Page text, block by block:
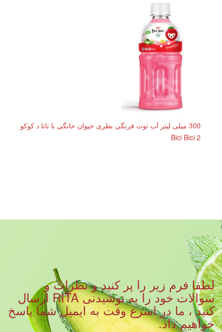
300 میلی لیتر آب توت فرنگی بطری حیوان خانگی با ناتا د کوکو
Bici Bici 2
لطفا فرم زیر را پر کنید و نظرات و
سوالات خود را به نوشیدنی RITA ارسال
کنید ، ما در اسرع وقت به ایمیل شما پاسخ
خواهیم داد.